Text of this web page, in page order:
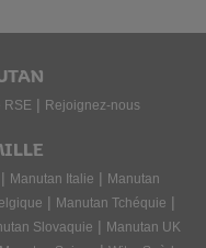
RSE | Rejoignez-nous
| Manutan Italie | Manutan
| Manutan Tchéquie |
Slovaquie | Manutan UK